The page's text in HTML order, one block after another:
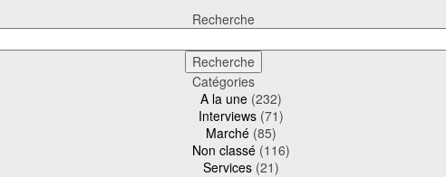
Recherche
Catégories
A la une (232)
Interviews (71)
Marché (85)
Non classé (116)
Services (21)